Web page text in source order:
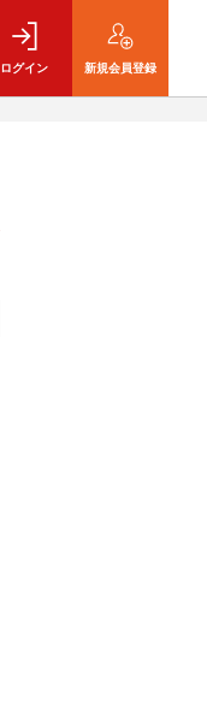
ログイン 新規会員登録